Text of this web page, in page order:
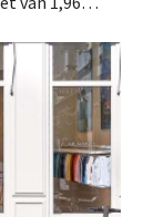
start
voor het